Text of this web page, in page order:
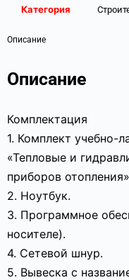
Категория
Описание
Описание
Комплектация
1. Комплект учебно-
«Тепловые и
приборов
2. Ноутбук.
3. Программное
носителе).
4. Сетевой шнур.
5. Вывеска с